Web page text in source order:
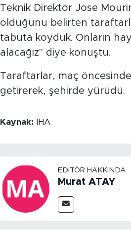
Teknik Direktör Jose
olduğunu belirten
tabuta koyduk. Onların
alacağız" diye konuştu.
Taraftarlar, maç
getirerek, şehirde yürüdü.
Kaynak: İHA
EDITÖR HAKKINDA
Murat ATAY